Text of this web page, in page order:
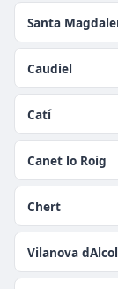
Santa
Caudiel
Catí
Canet lo Roig
Chert
Vilanova